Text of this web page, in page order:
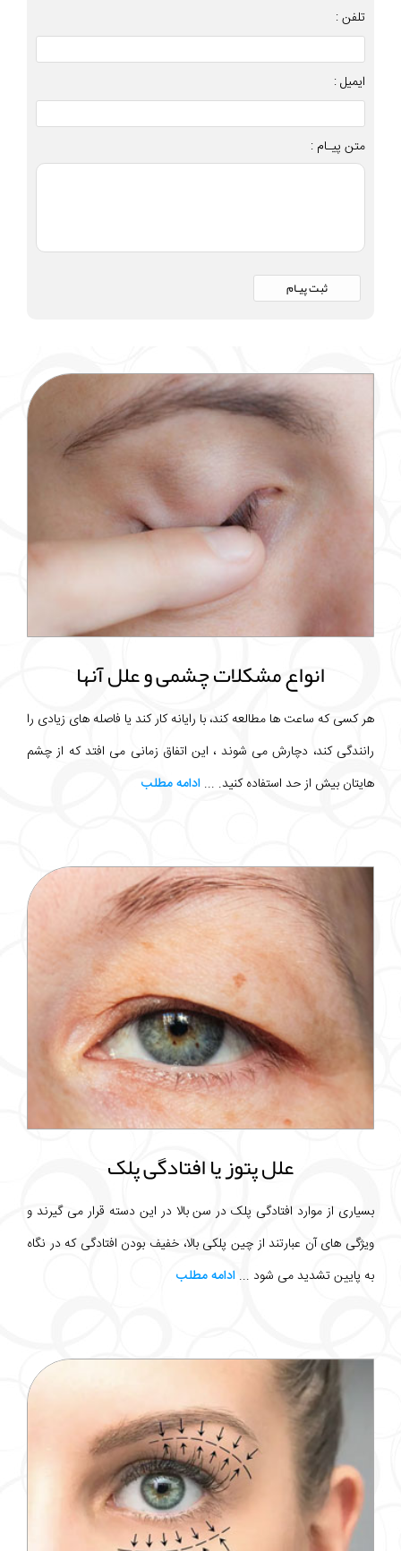
تلفن :
ایمیل :
متن پیـام :
انواع مشکلات چشمی و علل آنها
هر کسی که ساعت ها مطالعه کند، با رایانه کار کند یا فاصله های زیادی را
رانندگی کند، دچارش می شوند ، این اتفاق زمانی می افتد که از چشم
هایتان بیش از حد استفاده کنید. ... ادامه مطلب
علل پتوز یا افتادگی پلک
بسیاری از موارد افتادگی پلک در سن بالا در این دسته قرار می گیرند و
ویژگی های آن عبارتند از چین پلکی بالا، خفیف بودن افتادگی که در نگاه
به پایین تشدید می شود ... ادامه مطلب